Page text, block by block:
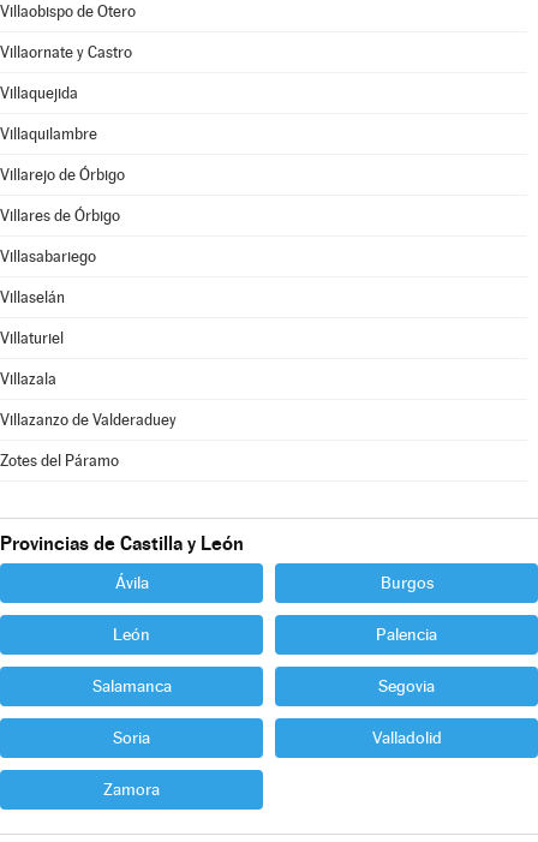
Villaobispo de Otero
Villaornate y Castro
Villaquejida
Villaquilambre
Villarejo de Órbigo
Villares de Órbigo
Villasabariego
Villaselán
Villaturiel
Villazala
Villazanzo de Valderaduey
Zotes del Páramo
Provincias de Castilla y León
Ávila Burgos
León Palencia
Salamanca Segovia
Soria Valladolid
Zamora